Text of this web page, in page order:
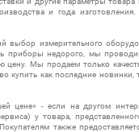
и года
выбор измерительного
приборы недорого, мы
цену. Мы продаем только
как последние новинки,
цене» - если на другом
у товара,
также